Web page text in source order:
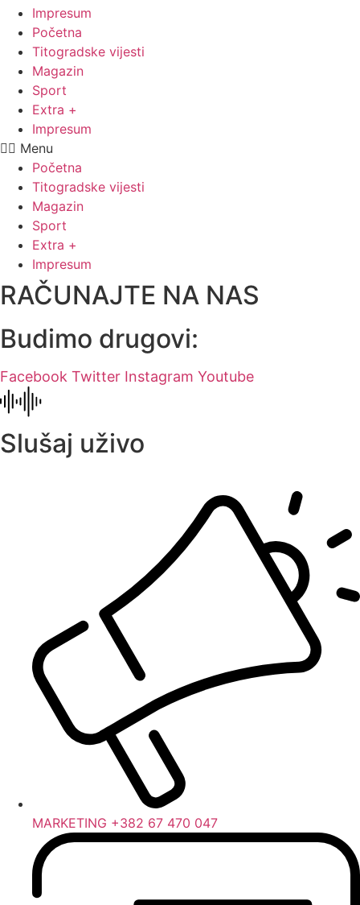
Impresum
Početna
Titogradske vijesti
Magazin
Sport
Extra +
Impresum
Menu
Početna
Titogradske vijesti
Magazin
Sport
Extra +
Impresum
RAČUNAJTE NA NAS
Budimo drugovi:
Facebook Twitter Instagram Youtube
Slušaj uživo
MARKETING +382 67 470 047